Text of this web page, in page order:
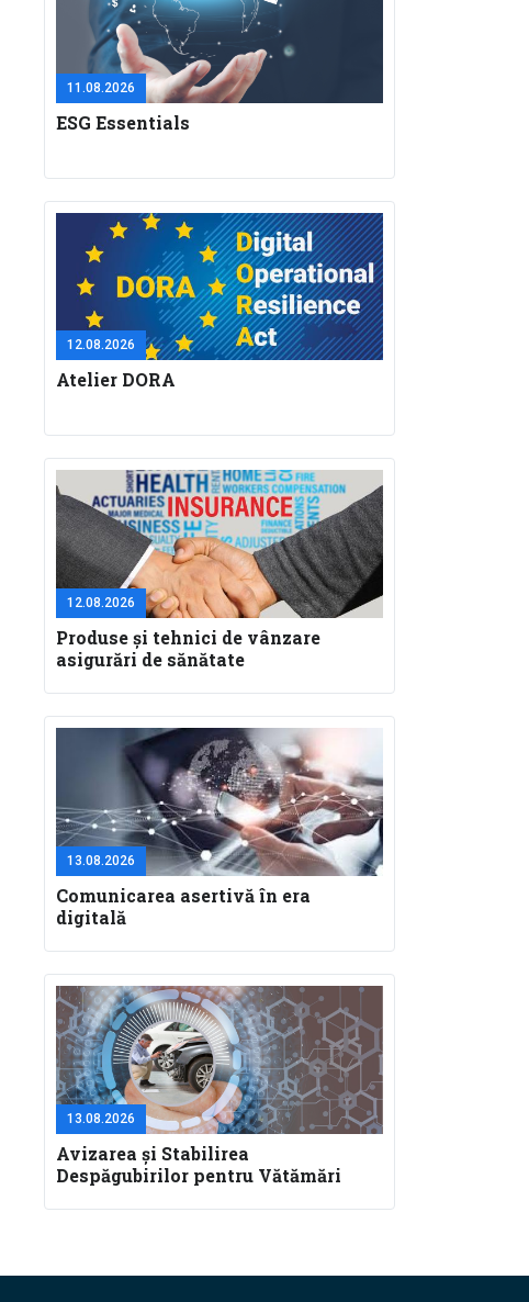
11.08.2026
ESG Essentials
12.08.2026
Atelier DORA
12.08.2026
Produse și tehnici de vânzare
asigurări de sănătate
13.08.2026
Comunicarea asertivă în era
digitală
13.08.2026
Avizarea și Stabilirea
Despăgubirilor pentru Vătămări